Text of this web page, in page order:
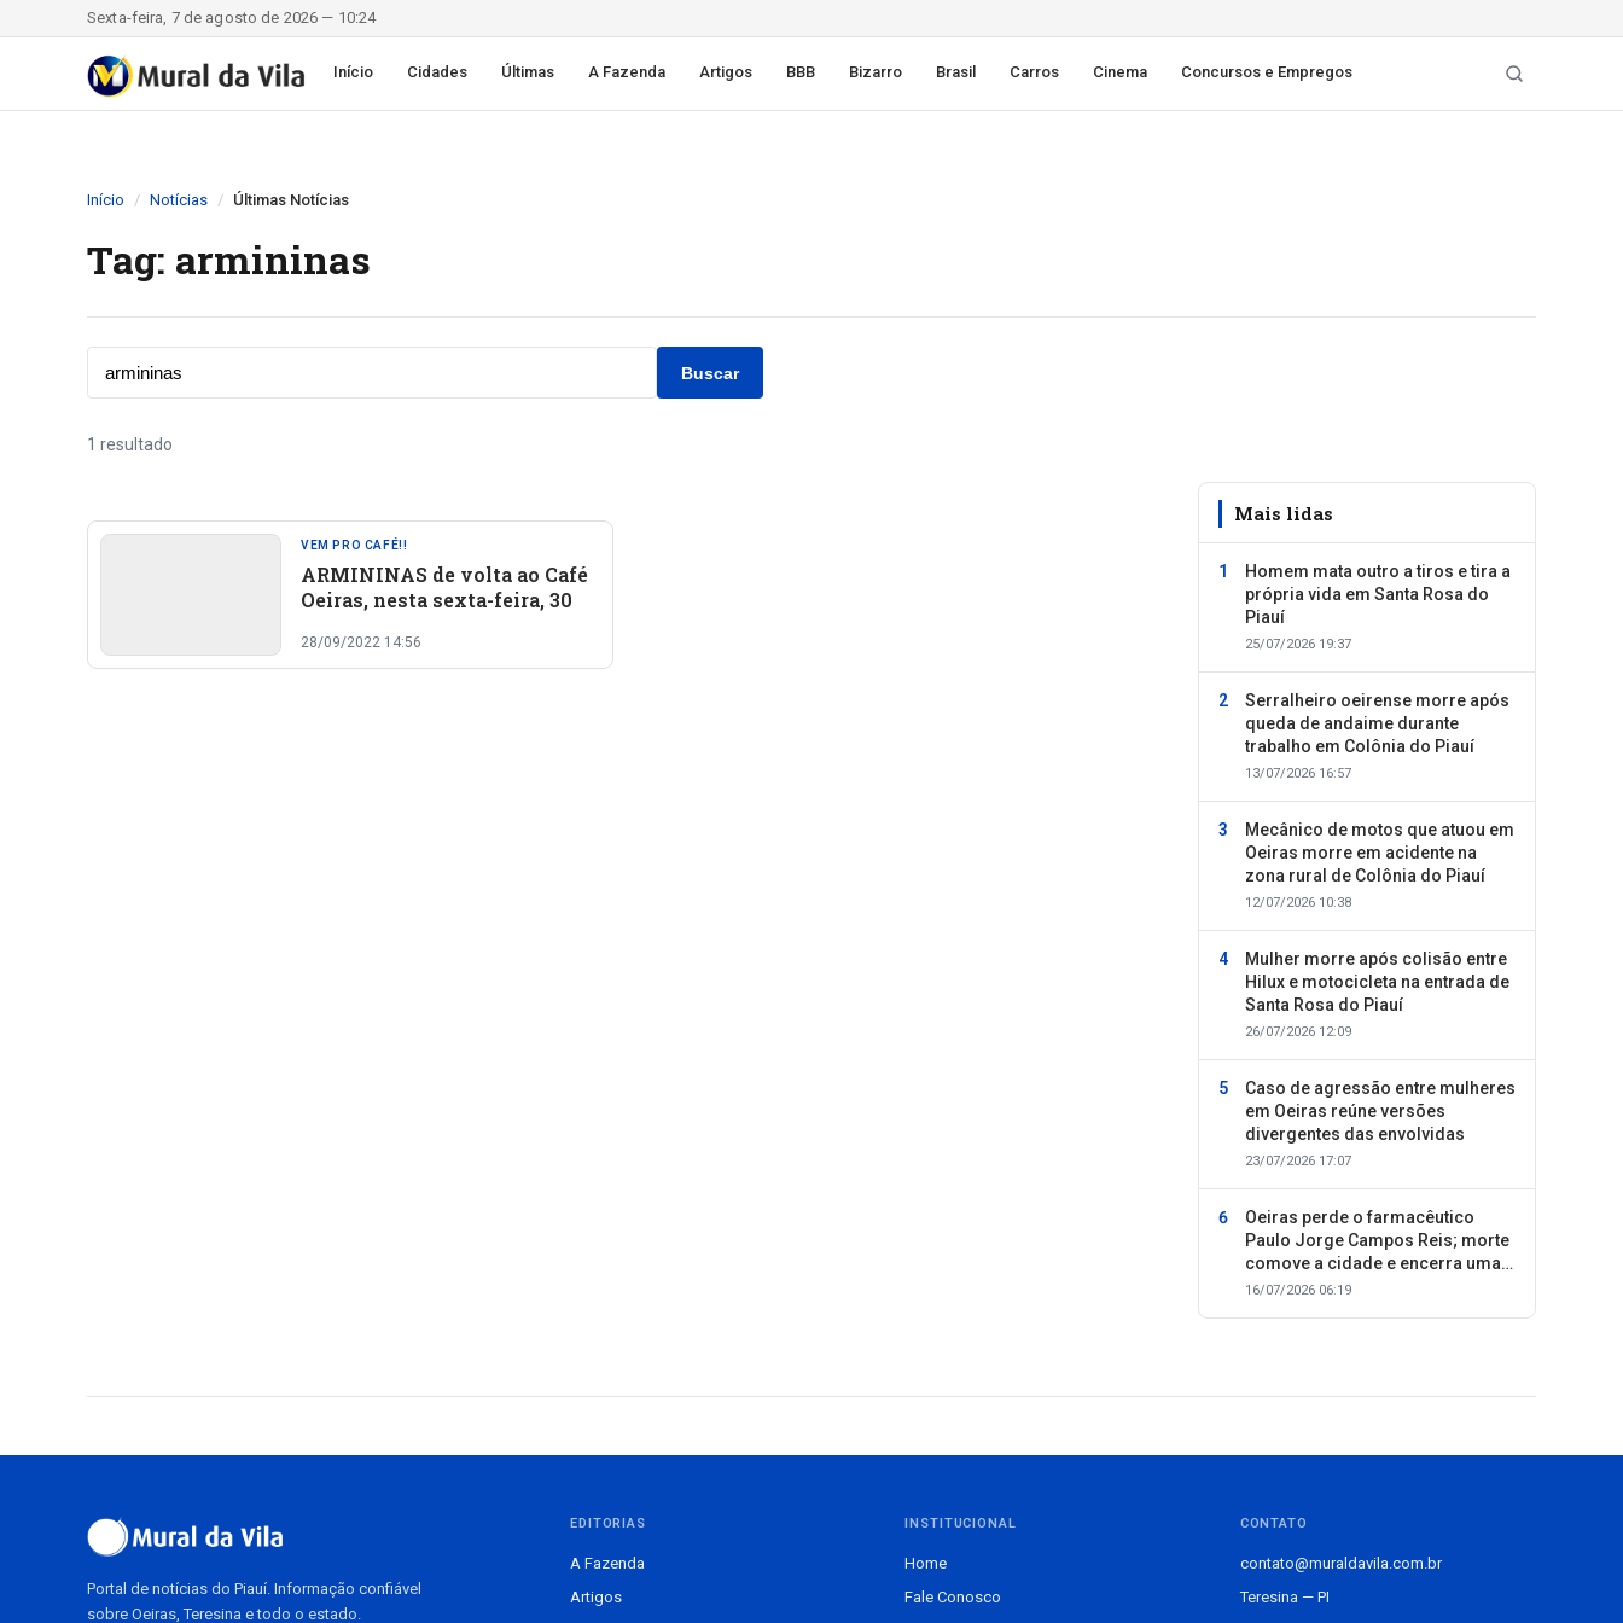
Sexta-feira, 7 de agosto de 2026 — 10:24
Início Cidades Últimas A Fazenda Artigos BBB Bizarro Brasil Carros Cinema Concursos e Empregos
Início Notícias Últimas Notícias
Tag: armininas
Buscar
1 resultado
VEM PRO CAFÉ!!
ARMININAS de volta ao Café
Oeiras, nesta sexta-feira, 30
28/09/2022 14:56
Mais lidas
Homem mata outro a tiros e tira a
própria vida em Santa Rosa do
Piauí
25/07/2026 19:37
Serralheiro oeirense morre após
queda de andaime durante
trabalho em Colônia do Piauí
13/07/2026 16:57
Mecânico de motos que atuou em
Oeiras morre em acidente na
zona rural de Colônia do Piauí
12/07/2026 10:38
Mulher morre após colisão entre
Hilux e motocicleta na entrada de
Santa Rosa do Piauí
26/07/2026 12:09
Caso de agressão entre mulheres
em Oeiras reúne versões
divergentes das envolvidas
23/07/2026 17:07
Oeiras perde o farmacêutico
Paulo Jorge Campos Reis; morte
comove a cidade e encerra uma
trajetória dedicada ao cuidado
16/07/2026 06:19
Portal de notícias do Piauí. Informação confiável
sobre Oeiras, Teresina e todo o estado.
EDITORIAS
A Fazenda
Artigos
INSTITUCIONAL
Home
Fale Conosco
CONTATO
contato@muraldavila.com.br
Teresina — PI